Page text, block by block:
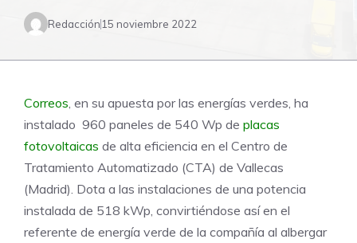
Redacción 15 noviembre 2022
Correos, en su apuesta por las energías verdes, ha
instalado 960 paneles de 540 Wp de placas
fotovoltaicas de alta eficiencia en el Centro de
Tratamiento Automatizado (CTA) de Vallecas
(Madrid). Dota a las instalaciones de una potencia
instalada de 518 kWp, convirtiéndose así en el
referente de energía verde de la compañía al albergar